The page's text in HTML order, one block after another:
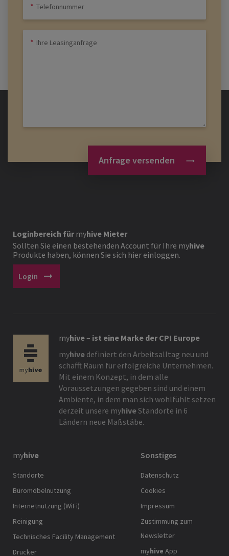
Anfrage versenden
Loginbereich fürmyhive Mieter
Sollten Sie einen bestehenden Account für Ihre myhive
Produkte haben, können Sie sich hier einloggen.
Login arrow_right_alt
myhive– ist eine Marke der CPI Europe
myhive definiert den Arbeitsalltag neu und
schafft Raum für erfolgreiche Unternehmen.
Mit einem Konzept, in dem alle
Voraussetzungen gegeben sind und einem
Ambiente, in dem man sich wohlfühlt setzen
derzeit unsere myhiveStandorte in 6
Ländern neue Maßstäbe.
myhive
Standorte
Büromöbelnutzung
Internetnutzung (WiFi)
Reinigung
Technisches Facility Management
Drucker
Sonstiges
Datenschutz
Cookies
Impressum
Zustimmung zum
Newsletter
myhive App